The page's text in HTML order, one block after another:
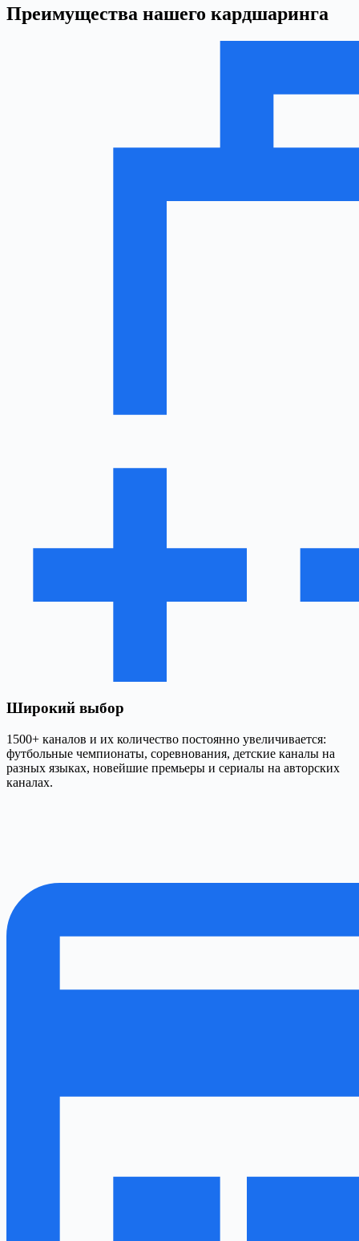
Преимущества нашего кардшаринга
Широкий выбор
1500+ каналов и их количество постоянно увеличивается:
футбольные чемпионаты, соревнования, детские каналы на
разных языках, новейшие премьеры и сериалы на авторских
каналах.